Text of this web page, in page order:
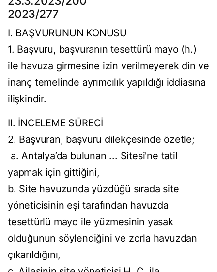
2023/277
I. BAŞVURUNUN KONUSU
1. Başvuru, başvuranın tesettürü mayo (h.)
ile havuza girmesine izin verilmeyerek din ve
inanç temelinde ayrımcılık yapıldığı iddiasına
ilişkindir.
II. İNCELEME SÜRECİ
2. Başvuran, başvuru dilekçesinde özetle;
a. Antalya’da bulunan ... Sitesi'ne tatil
yapmak için gittiğini,
b. Site havuzunda yüzdüğü sırada site
yöneticisinin eşi tarafından havuzda
tesettürlü mayo ile yüzmesinin yasak
olduğunun söylendiğini ve zorla havuzdan
çıkarıldığını,